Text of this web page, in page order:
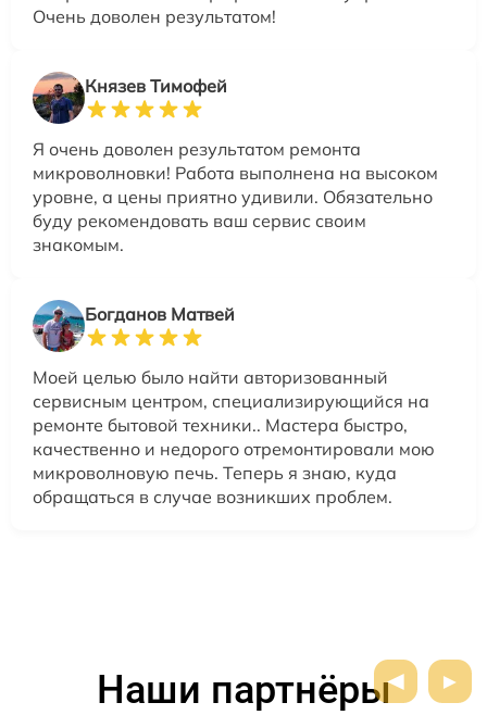
Очень доволен результатом!
Князев Тимофей
Я очень доволен результатом ремонта
микроволновки! Работа выполнена на высоком
уровне, а цены приятно удивили. Обязательно
буду рекомендовать ваш сервис своим
знакомым.
Богданов Матвей
Моей целью было найти авторизованный
сервисным центром, специализирующийся на
ремонте бытовой техники.. Мастера быстро,
качественно и недорого отремонтировали мою
микроволновую печь. Теперь я знаю, куда
обращаться в случае возникших проблем.
Наши партнёры